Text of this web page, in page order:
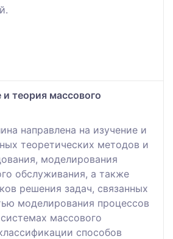
теория массового
направлена на изучение и
теоретических методов и
моделирования
обслуживания, а также
решения задач, связанных
моделирования процессов
массового
способов